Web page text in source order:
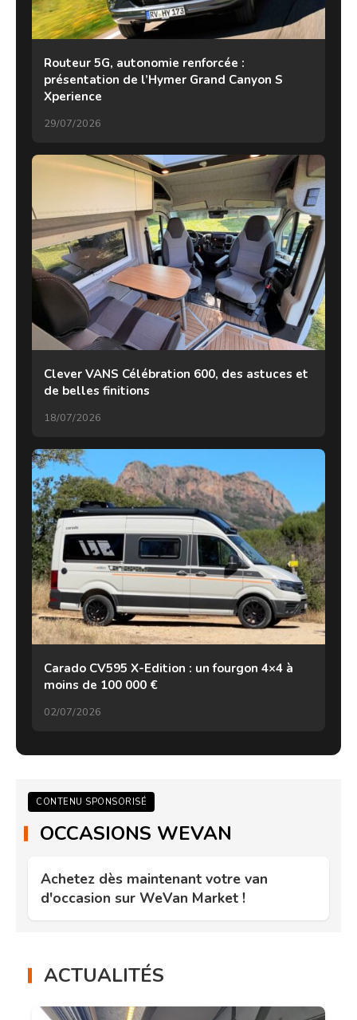
Routeur 5G, autonomie renforcée :
présentation de l’Hymer Grand Canyon S
Xperience
29/07/2026
Clever VANS Célébration 600, des astuces et
de belles finitions
18/07/2026
Carado CV595 X-Edition : un fourgon 4×4 à
moins de 100 000 €
02/07/2026
CONTENU SPONSORISÉ
OCCASIONS WEVAN
Achetez dès maintenant votre van
d'occasion sur WeVan Market !
ACTUALITÉS